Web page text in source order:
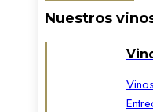
Nuestros